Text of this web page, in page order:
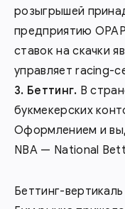
розыгрышей
предприятию
ставок на скачки
управляет racing-
Беттинг. В
букмекерских
Оформлением и
NBA — National
Беттинг-